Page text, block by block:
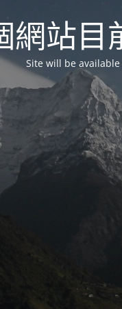
網站目
Site will be